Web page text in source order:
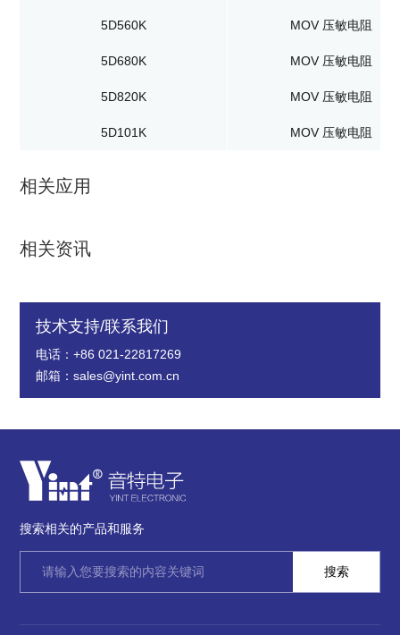
5D560K MOV 压敏电阻
5D680K MOV 压敏电阻
5D820K MOV 压敏电阻
5D101K MOV 压敏电阻
相关应用
相关资讯
技术支持/联系我们
电话：+86 021-22817269
邮箱：sales@yint.com.cn
搜索相关的产品和服务